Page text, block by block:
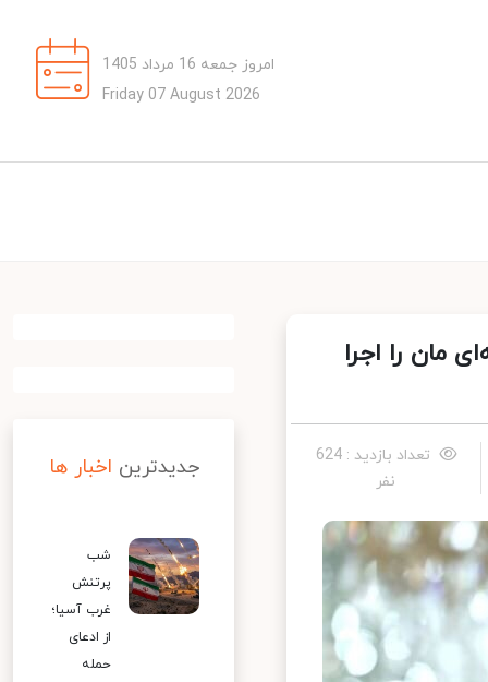
امروز جمعه 16 مرداد 1405
Friday 07 August 2026
مان را اجرا
تعداد بازدید : 624
نفر
جدیدترین اخبار ها
شب
پرتنش
غرب آسیا؛
از ادعای
حمله